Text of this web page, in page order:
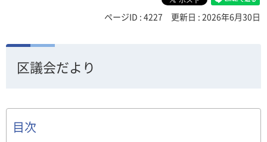
ページID : 4227 更新日 : 2026年6月30日
区議会だより
目次